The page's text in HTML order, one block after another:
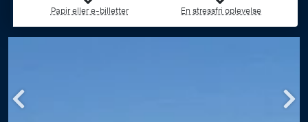
Papir eller e-billetter En stressfri oplevelse